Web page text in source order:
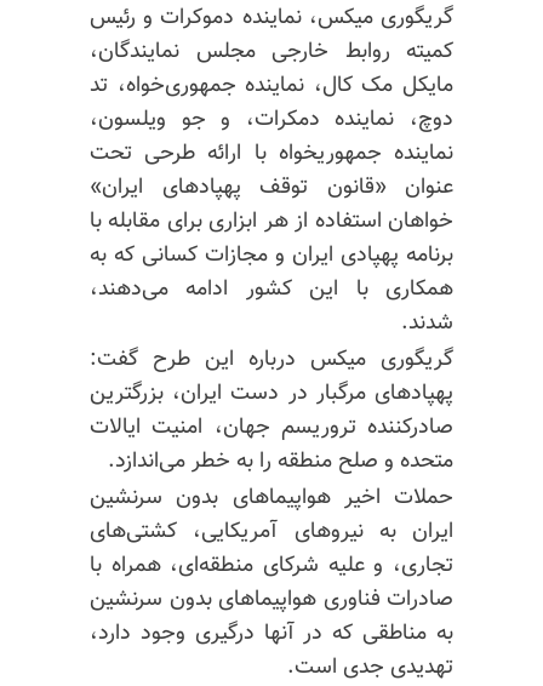
گریگوری میکس، نماینده دموکرات و رئیس
کمیته روابط خارجی مجلس نمایندگان،
مایکل مک کال، نماینده جمهوری‌خواه، تد
دوچ، نماینده دمکرات، و جو ویلسون،
نماینده جمهوریخواه با ارائه طرحی تحت
عنوان «قانون توقف پهپادهای ایران»
خواهان استفاده از هر ابزاری برای مقابله با
برنامه پهپادی ایران و مجازات کسانی که به
همکاری با این کشور ادامه می‌دهند،
شدند.
گریگوری میکس درباره این طرح گفت:
پهپادهای مرگبار در دست ایران، بزرگترین
صادر‌کننده تروریسم جهان، امنیت ایالات
متحده و صلح منطقه را به خطر می‌اندازد.
حملات اخیر هواپیماهای بدون سرنشین
ایران به نیروهای آمریکایی، کشتی‌های
تجاری، و علیه شرکای منطقه‌ای، همراه با
صادرات فناوری هواپیماهای بدون سرنشین
به مناطقی که در آنها درگیری وجود دارد،
تهدیدی جدی است.